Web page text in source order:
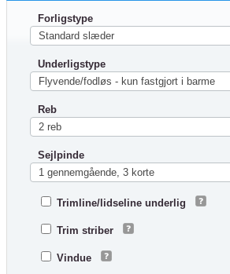
Forligstype
Underligstype
Reb
Sejlpinde
Trimline/lidseline underlig
Trim striber
Vindue